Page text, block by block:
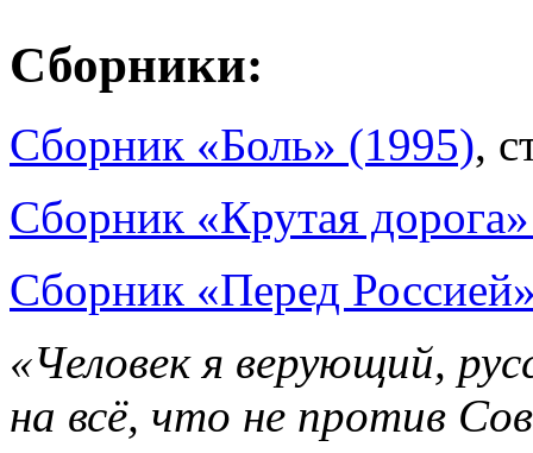
Сборники:
Сборник «Боль» (1995),
Сборник «Крутая
Сборник «Перед
«Человек я верующий,
на всё, что не против